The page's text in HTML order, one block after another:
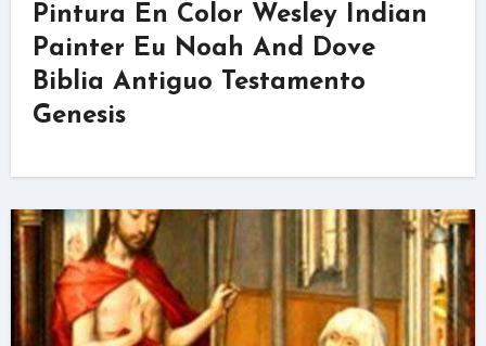
Pintura En Color Wesley Indian
Painter Eu Noah And Dove
Biblia Antiguo Testamento
Genesis